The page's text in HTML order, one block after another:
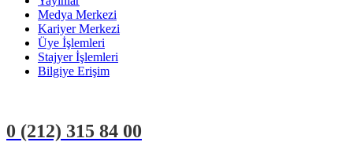
Medya Merkezi
Kariyer Merkezi
Üye İşlemleri
Stajyer İşlemleri
Bilgiye Erişim
0 (212) 315 84 00